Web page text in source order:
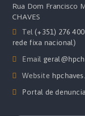
Rua Dom Francisco
CHAVES
Tel(+351) 276
rede fixa nacional)
Email
Website
Portal de